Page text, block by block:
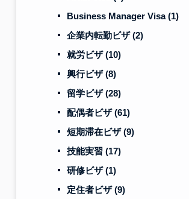
Business Manager Visa(1)
企業内転勤ビザ(2)
就労ビザ(10)
興行ビザ(8)
留学ビザ(28)
配偶者ビザ(61)
短期滞在ビザ(9)
技能実習 (17)
研修ビザ(1)
定住者ビザ(9)